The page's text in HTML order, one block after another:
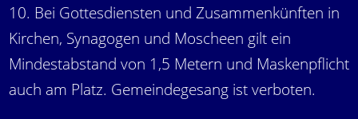
10. Bei Gottesdiensten und Zusammenkünften in
Kirchen, Synagogen und Moscheen gilt ein
Mindestabstand von 1,5 Metern und Maskenpflicht
auch am Platz. Gemeindegesang ist verboten.